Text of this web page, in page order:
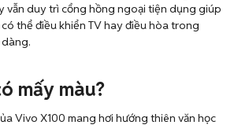
vẫn duy trì cổng hồng ngoại tiện dụng giúp
thể điều khiển TV hay điều hòa trong
mấy màu?
Vivo X100 mang hơi hướng thiên văn học